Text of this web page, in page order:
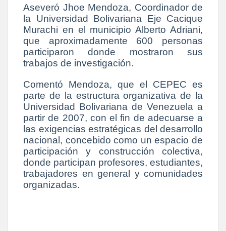
Aseveró Jhoe Mendoza, Coordinador de
la Universidad Bolivariana Eje Cacique
Murachi en el municipio Alberto Adriani,
que aproximadamente 600 personas
participaron donde mostraron sus
trabajos de investigación.
Comentó Mendoza, que el CEPEC es
parte de la estructura organizativa de la
Universidad Bolivariana de Venezuela a
partir de 2007, con el fin de adecuarse a
las exigencias estratégicas del desarrollo
nacional, concebido como un espacio de
participación y construcción colectiva,
donde participan profesores, estudiantes,
trabajadores en general y comunidades
organizadas.